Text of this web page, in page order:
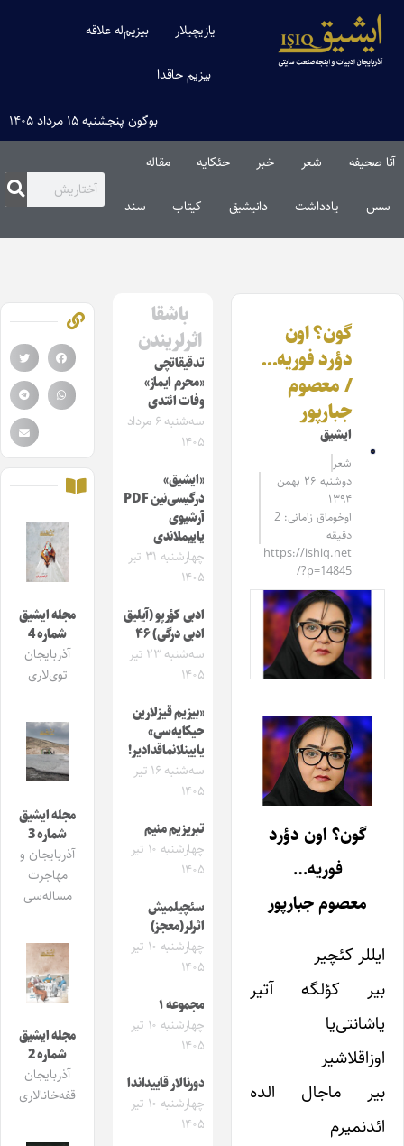
یازیچیلار بیزیم‌له علاقه
بیزیم حاقدا
بوگون پنجشنبه ۱۵ مرداد ۱۴۰۵
آنا صحیفه شعر خبر حئکایه مقاله‌
سس یادداشت دانیشیق کیتاب سند
گون؟ اون
دؤرد فوریه…
/ معصوم
جبارپور
ایشیق
شعر
دوشنبه ۲۶ بهمن
۱۳۹۴
اوخوماق زامانی: 2
دقیقه
https://ishiq.net
/?p=14845
گون؟ اون دؤرد
فوریه…
معصوم جبارپور
ایللر کئچیر
بیر کؤلگه آتیر
یاشانتی‌یا
اوزاقلاشیر
بیر ماجال الده
ائدنمیرم
باشقا
اثرلریندن
تدقیقاتچی
«محرم ایماز»
وفات ائتدی
سه‌شنبه ۶ مرداد
۱۴۰۵
«ایشیق»
درگیسی‌نین PDF
آرشیوی
یاییملاندی
چهارشنبه ۳۱ تیر
۱۴۰۵
ادبی کؤرپو (آیلیق
ادبی درگی) ۴۶
سه‌شنبه ۲۳ تیر
۱۴۰۵
«بیزیم قیزلارین
حیکایه‌سی»
یایینلانماقدادیر!
سه‌شنبه ۱۶ تیر
۱۴۰۵
تبریزیم منیم
چهارشنبه ۱۰ تیر
۱۴۰۵
سئچیلمیش
اثرلر(معجز)
چهارشنبه ۱۰ تیر
۱۴۰۵
مجموعه ۱
چهارشنبه ۱۰ تیر
۱۴۰۵
دورنالار قاییداندا
چهارشنبه ۱۰ تیر
۱۴۰۵
مجله ایشیق
شماره 4
آذربایجان
توی‌لاری
مجله ایشیق
شماره 3
آذربایجان و
مهاجرت
مساله‌سی
مجله ایشیق
شماره 2
آذربایجان
قفه‌خانالاری